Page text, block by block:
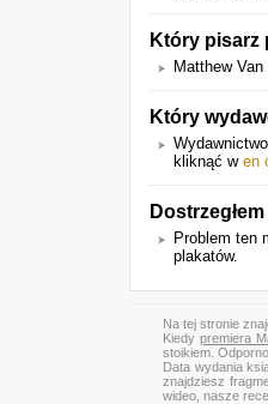
Który pisarz
Matthew
Który
kliknąć w en
Problem ten
plakatów.
Na tej stronie
Kiedypremiera
stoikiem.
Data wydania
znajdziesz
wideo, nasze